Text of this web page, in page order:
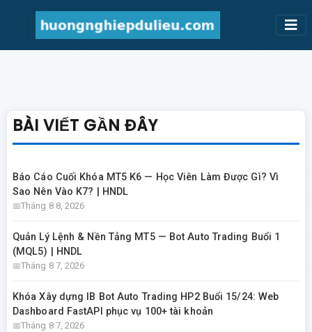
BÀI VIẾT GẦN ĐÂY
Báo Cáo Cuối Khóa MT5 K6 — Học Viên Làm Được Gì? Vì
Sao Nên Vào K7? | HNDL
Tháng 8 8, 2026
Quản Lý Lệnh & Nền Tảng MT5 — Bot Auto Trading Buổi 1
(MQL5) | HNDL
Tháng 8 7, 2026
Khóa Xây dựng IB Bot Auto Trading HP2 Buổi 15/24: Web
Dashboard FastAPI phục vụ 100+ tài khoản
Tháng 8 7, 2026